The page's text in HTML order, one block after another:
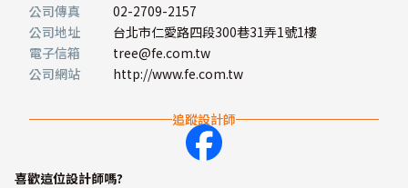
公司傳真
02-2709-2157
公司地址
台北市仁愛路四段300巷31弄1號1樓
電子信箱
tree@fe.com.tw
公司網站
http://www.fe.com.tw
追蹤設計師
喜歡這位設計師嗎?